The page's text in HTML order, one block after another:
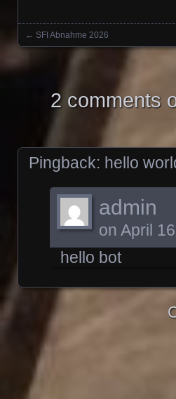
Posts navigation
← SFI Abnahme 2026
2 comments
Pingback: hello
admin
on April
hello bot